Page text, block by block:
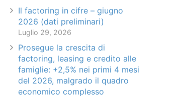
Il factoring in cifre – giugno
2026 (dati preliminari)
Luglio 29, 2026
Prosegue la crescita di
factoring, leasing e credito alle
famiglie: +2,5% nei primi 4 mesi
del 2026, malgrado il quadro
economico complesso